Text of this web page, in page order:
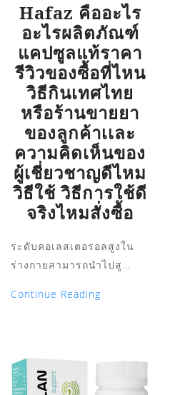
Hafaz คืออะไร
อะไรผลิตภัณฑ์
แคปซูลแท้ราคา
รีวิวของซื้อที่ไหน
วิธีกินเทศไทย
หรือร้านขายยา
ของลูกค้าเเละ
ความคิดเห็นของ
ผู้เชี่ยวชาญดีไหม
วิธีใช้ วิธีการใช้ดี
จริงไหมสั่งซื้อ
ระดับคอเลสเตอรอลสูงใน
ร่างกายสามารถนำไปสู...
Continue Reading